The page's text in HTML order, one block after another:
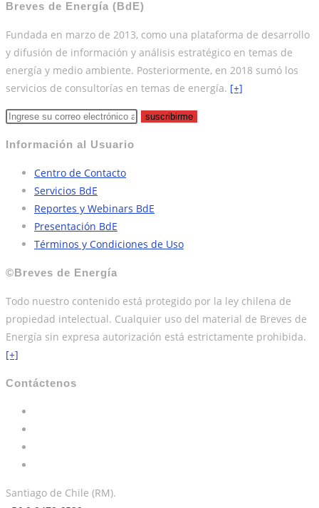
Breves de Energía (BdE)
Fundada en marzo de 2013, como una plataforma de desarrollo
y difusión de información y análisis estratégico en temas de
energía y medio ambiente. Posteriormente, en 2018 sumó los
servicios de consultorías en temas de energía. [+]
suscribirme
Información al Usuario
Centro de Contacto
Servicios BdE
Reportes y Webinars BdE
Presentación BdE
Términos y Condiciones de Uso
©Breves de Energía
Todo nuestro contenido está protegido por la ley chilena de
propiedad intelectual. Cualquier uso del material de Breves de
Energía sin expresa autorización está estrictamente prohibida.
[+]
Contáctenos
Santiago de Chile (RM).